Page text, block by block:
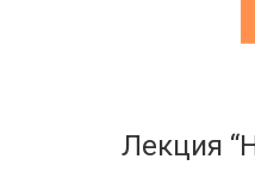
Лекция